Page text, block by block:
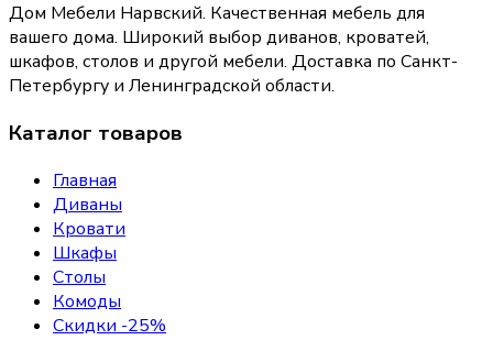
Дом Мебели Нарвский. Качественная мебель для
вашего дома. Широкий выбор диванов, кроватей,
шкафов, столов и другой мебели. Доставка по Санкт-
Петербургу и Ленинградской области.
Каталог товаров
Главная
Диваны
Кровати
Шкафы
Столы
Комоды
Скидки -25%